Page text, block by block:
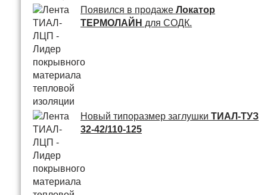
Появился в продаже Локатор
ТЕРМОЛАЙН для СОДК.
Новый типоразмер заглушки ТИАЛ-ТУЗ
32-42/110-125